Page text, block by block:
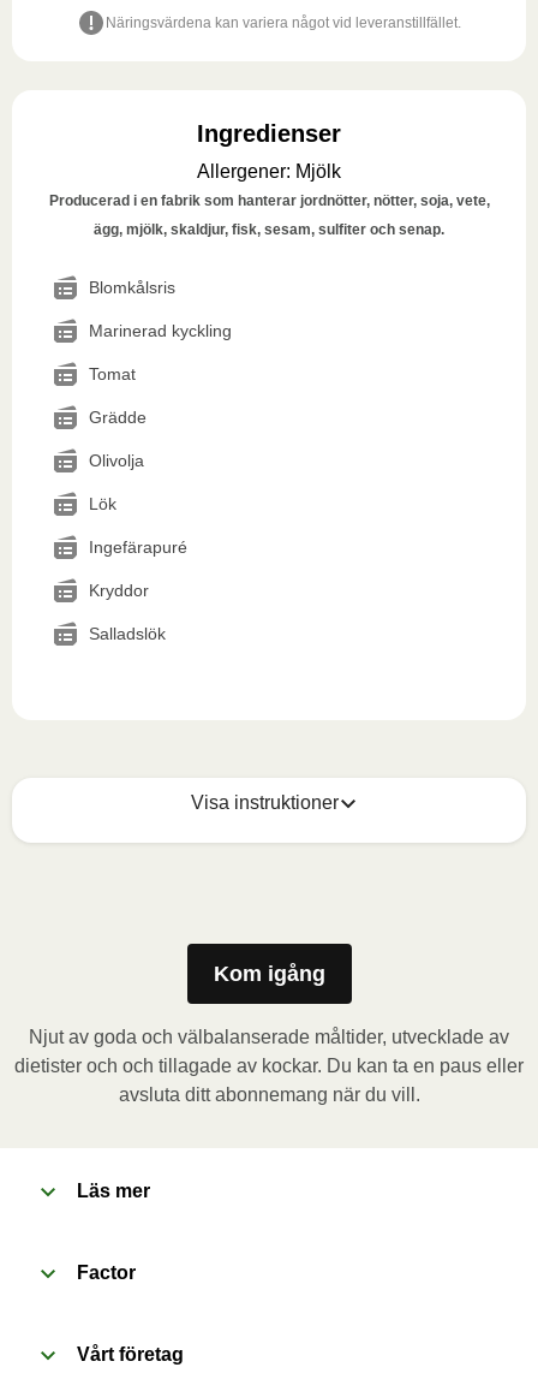
Näringsvärdena kan variera något vid leveranstillfället.
Ingredienser
Allergener: Mjölk
Producerad i en fabrik som hanterar jordnötter, nötter, soja, vete,
ägg, mjölk, skaldjur, fisk, sesam, sulfiter och senap.
Blomkålsris
Marinerad kyckling
Tomat
Grädde
Olivolja
Lök
Ingefärapuré
Kryddor
Salladslök
Visa instruktioner
måltiden vila i 1 minut innan du tar bort folien. Se upp
för varm ånga när du öppnar behållaren.
Ugn (170˚C): Förvärm ugnen. Ta bort kartongremsan
och stick några hål i folien. Placera behållaren i den
förvärmda ugnen och värm måltiden i 20 minuter. Låt
Kom igång
Njut av goda och välbalanserade måltider, utvecklade av
dietister och och tillagade av kockar. Du kan ta en paus eller
avsluta ditt abonnemang när du vill.
Läs mer
Factor
Vårt företag